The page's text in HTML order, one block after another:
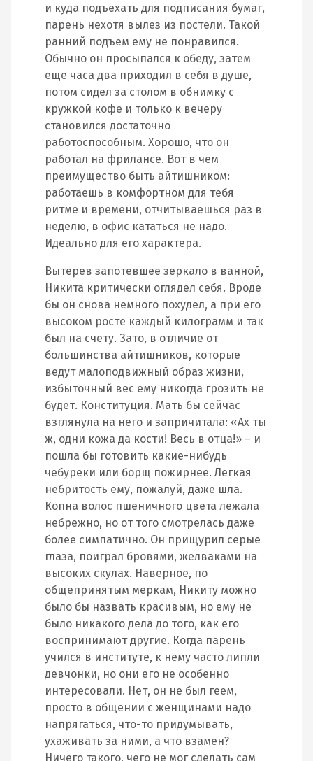
и куда подъехать для подписания бумаг,
парень нехотя вылез из постели. Такой
ранний подъем ему не понравился.
Обычно он просыпался к обеду, затем
еще часа два приходил в себя в душе,
потом сидел за столом в обнимку с
кружкой кофе и только к вечеру
становился достаточно
работоспособным. Хорошо, что он
работал на фрилансе. Вот в чем
преимущество быть айтишником:
работаешь в комфортном для тебя
ритме и времени, отчитываешься раз в
неделю, в офис кататься не надо.
Идеально для его характера.
Вытерев запотевшее зеркало в ванной,
Никита критически оглядел себя. Вроде
бы он снова немного похудел, а при его
высоком росте каждый килограмм и так
был на счету. Зато, в отличие от
большинства айтишников, которые
ведут малоподвижный образ жизни,
избыточный вес ему никогда грозить не
будет. Конституция. Мать бы сейчас
взглянула на него и запричитала: «Ах ты
ж, одни кожа да кости! Весь в отца!» – и
пошла бы готовить какие-нибудь
чебуреки или борщ пожирнее. Легкая
небритость ему, пожалуй, даже шла.
Копна волос пшеничного цвета лежала
небрежно, но от того смотрелась даже
более симпатично. Он прищурил серые
глаза, поиграл бровями, желваками на
высоких скулах. Наверное, по
общепринятым меркам, Никиту можно
было бы назвать красивым, но ему не
было никакого дела до того, как его
воспринимают другие. Когда парень
учился в институте, к нему часто липли
девчонки, но они его не особенно
интересовали. Нет, он не был геем,
просто в общении с женщинами надо
напрягаться, что-то придумывать,
ухаживать за ними, а что взамен?
Ничего такого, чего не мог сделать сам